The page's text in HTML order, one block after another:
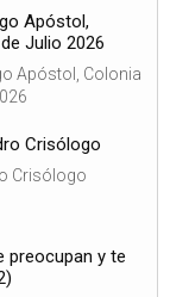
Apóstol,
Julio 2026
Apóstol, Colonia
Crisólogo
Crisólogo
preocupan y te